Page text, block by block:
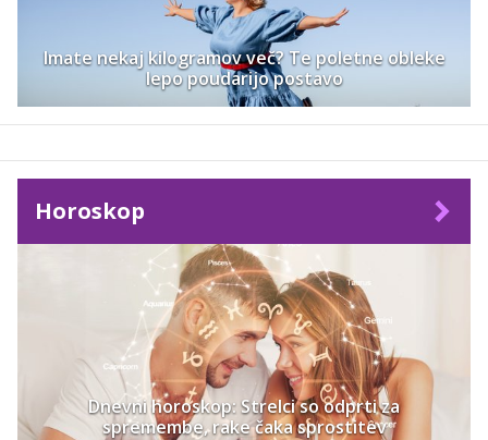
Imate nekaj kilogramov več? Te poletne obleke
lepo poudarijo postavo
Horoskop
Dnevni horoskop: Strelci so odprti za
spremembe, rake čaka sprostitev